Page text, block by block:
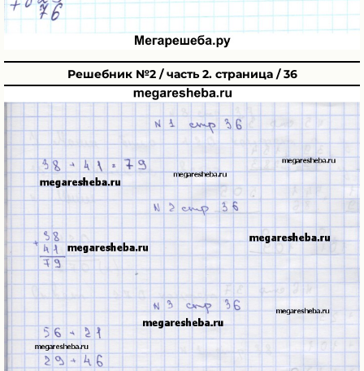
Решебник №2 / часть 2. страница / 36